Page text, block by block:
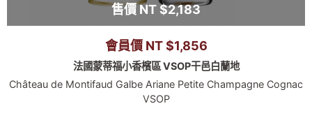
售價 NT $2,183
會員價 NT $1,856
法國蒙蒂福小香檳區 VSOP干邑白蘭地
Château de Montifaud Galbe Ariane Petite Champagne Cognac
VSOP